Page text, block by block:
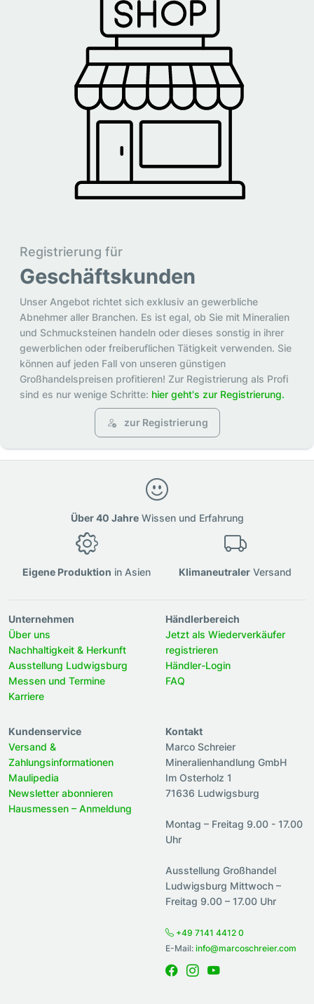
Registrierung für
Geschäftskunden
Unser Angebot richtet sich exklusiv an gewerbliche
Abnehmer aller Branchen. Es ist egal, ob Sie mit Mineralien
und Schmucksteinen handeln oder dieses sonstig in ihrer
gewerblichen oder freiberuflichen Tätigkeit verwenden. Sie
können auf jeden Fall von unseren günstigen
Großhandelspreisen profitieren! Zur Registrierung als Profi
sind es nur wenige Schritte: hier geht's zur Registrierung.
zur Registrierung
Über 40 JahreWissen und Erfahrung
Eigene Produktion in Asien Klimaneutraler Versand
Unternehmen
Über uns
Nachhaltigkeit & Herkunft
Ausstellung Ludwigsburg
Messen und Termine
Karriere
Händlerbereich
Jetzt als Wiederverkäufer
registrieren
Händler-Login
FAQ
Kundenservice
Versand &
Zahlungsinformationen
Maulipedia
Newsletter abonnieren
Hausmessen – Anmeldung
Kontakt
Marco Schreier
Mineralienhandlung GmbH
Im Osterholz 1
71636 Ludwigsburg
Montag – Freitag 9.00 - 17.00
Uhr
Ausstellung Großhandel
Ludwigsburg Mittwoch –
Freitag 9.00 – 17.00 Uhr
+49 7141 4412 0
E-Mail: info@marcoschreier.com